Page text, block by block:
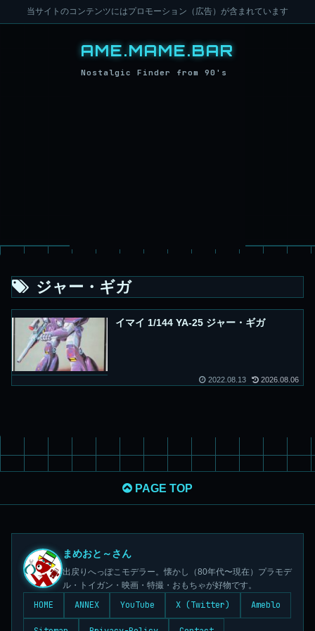
当サイトのコンテンツにはプロモーション（広告）が含まれています
ジャー・ギガ
イマイ 1/144 YA-25 ジャー・ギガ
2022.08.13 2026.08.06
PAGE TOP
まめおと～さん
出戻りへっぽこモデラー。懐かし（80年代〜現在）プラモデ
ル・トイガン・映画・特撮・おもちゃが好物です。
HOME ANNEX YouTube X (Twitter) Ameblo